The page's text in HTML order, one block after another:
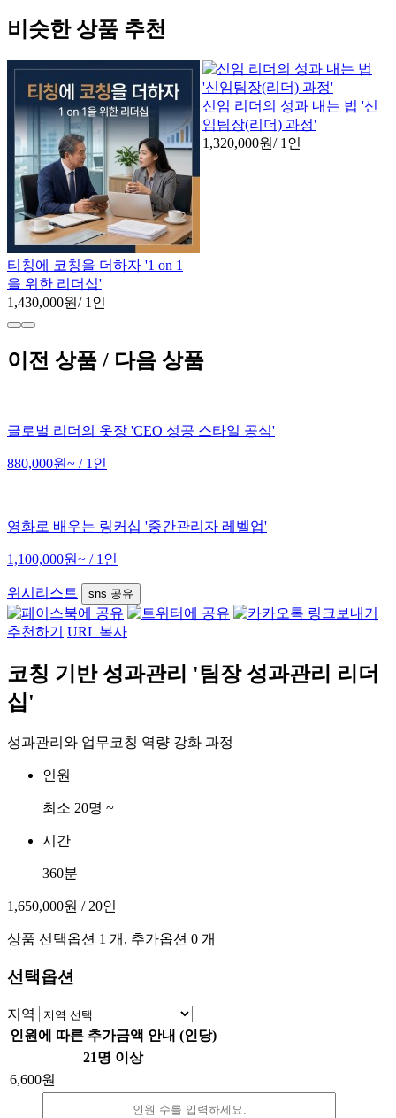
비슷한 상품 추천
티칭에 코칭을 더하자 '1 on 1
을 위한 리더십'
1,430,000원/ 1인
신임 리더의 성과 내는 법 '신
임팀장(리더) 과정'
1,320,000원/ 1인
이전 상품 / 다음 상품
글로벌 리더의 옷장 'CEO 성공 스타일 공식'
880,000원~ / 1인
영화로 배우는 링커십 '중간관리자 레벨업'
1,100,000원~ / 1인
위시리스트 sns 공유
추천하기 URL 복사
코칭 기반 성과관리 '팀장 성과관리 리더
십'
성과관리와 업무코칭 역량 강화 과정
인원
최소 20명 ~
시간
360분
1,650,000원 / 20인
상품 선택옵션 1 개, 추가옵션 0 개
선택옵션
지역
인원에 따른 추가금액 안내 (인당)
21명 이상
6,600원